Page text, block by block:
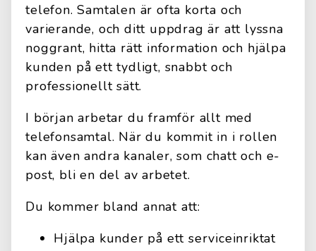
telefon. Samtalen är ofta korta och
varierande, och ditt uppdrag är att lyssna
noggrant, hitta rätt information och hjälpa
kunden på ett tydligt, snabbt och
professionellt sätt.
I början arbetar du framför allt med
telefonsamtal. När du kommit in i rollen
kan även andra kanaler, som chatt och e-
post, bli en del av arbetet.
Du kommer bland annat att:
Hjälpa kunder på ett serviceinriktat